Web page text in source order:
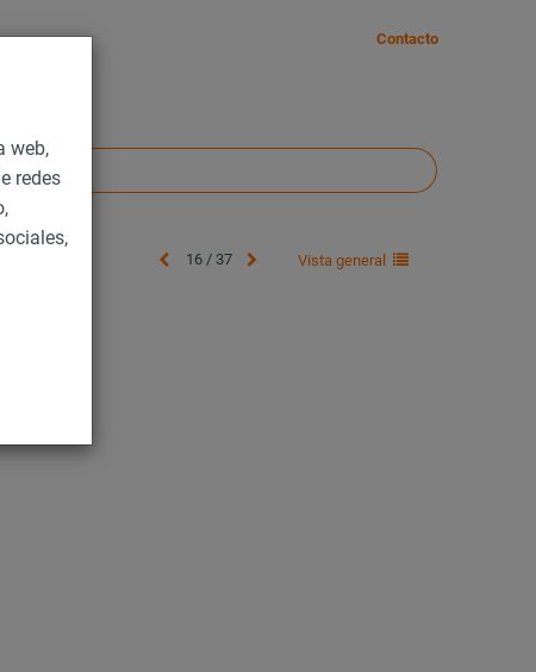
web,
redes
Contacto
16 / 37 Vista general